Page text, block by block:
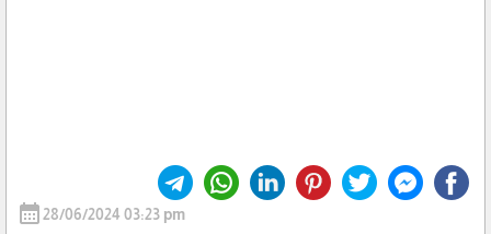
calendar_month28/06/2024 03:23 pm